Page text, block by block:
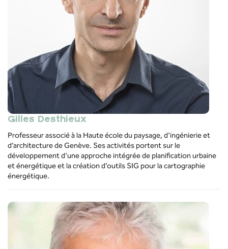
Gilles Desthieux
Professeurassociéà la Haute école du paysage, d’ingénierieet
d’architecturede Genève. Sesactivités portent sur le
développementd’uneapproche intégréede planificationurbaine
eténergétiqueet lacréationd’outils SIG pour lacartographie
énergétique.